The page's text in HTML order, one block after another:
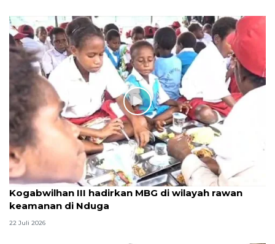
Kogabwilhan III hadirkan MBG di wilayah rawan
keamanan di Nduga
22 Juli 2026